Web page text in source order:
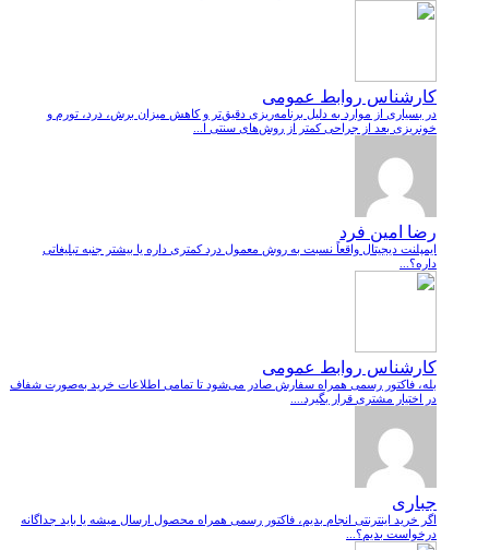
کارشناس روابط عمومی
در بسیاری از موارد به دلیل برنامه‌ریزی دقیق‌تر و کاهش میزان برش، درد، تورم و
خونریزی بعد از جراحی کمتر از روش‌های سنتی ا...
رضا امین فرد
ایمپلنت دیجیتال واقعاً نسبت به روش معمول درد کمتری داره یا بیشتر جنبه تبلیغاتی
داره؟...
کارشناس روابط عمومی
بله، فاکتور رسمی همراه سفارش صادر می‌شود تا تمامی اطلاعات خرید به‌صورت شفاف
در اختیار مشتری قرار بگیرد....
جباری
اگر خرید اینترنتی انجام بدیم، فاکتور رسمی همراه محصول ارسال میشه یا باید جداگانه
درخواست بدیم؟...